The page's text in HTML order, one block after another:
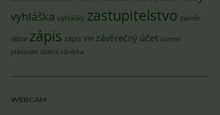
vyhláška vyhlášky zastupitelstvo záměr
obce zápis zápis VH závěrečný účet územní
plánování účetní závěrka
WEBCAM